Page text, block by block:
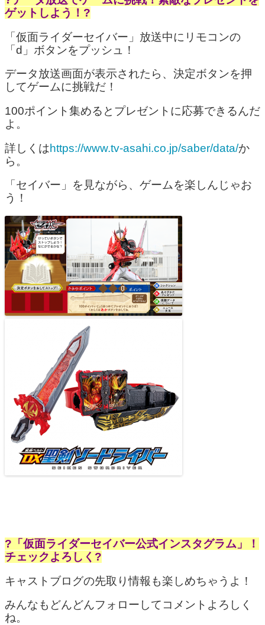
ゲットしよう！?
「仮面ライダーセイバー」放送中にリモコンの
「d」ボタンをプッシュ！
データ放送画面が表示されたら、決定ボタンを押
してゲームに挑戦だ！
100ポイント集めるとプレゼントに応募できるんだ
よ。
詳しくはhttps://www.tv-asahi.co.jp/saber/data/か
ら。
「セイバー」を見ながら、ゲームを楽しんじゃお
う！
?「仮面ライダーセイバー公式インスタグラム」！
チェックよろしく?
キャストブログの先取り情報も楽しめちゃうよ！
みんなもどんどんフォローしてコメントよろしく
ね。